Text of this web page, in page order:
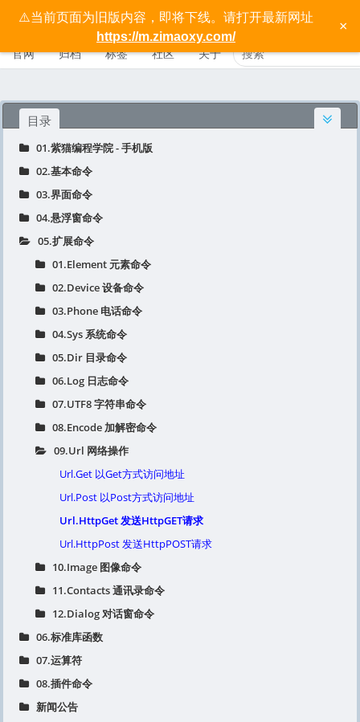
⚠️当前页面为旧版内容，即将下线。请打开最新网址
https://m.zimaoxy.com/
×
按键精灵手机版宝典 - 紫猫学院
官网 归档 标签 社区 关于
目录
01.紫猫编程学院 - 手机版
02.基本命令
03.界面命令
04.悬浮窗命令
05.扩展命令
01.Element 元素命令
02.Device 设备命令
03.Phone 电话命令
04.Sys 系统命令
05.Dir 目录命令
06.Log 日志命令
07.UTF8 字符串命令
08.Encode 加解密命令
09.Url 网络操作
Url.Get 以Get方式访问地址
Url.Post 以Post方式访问地址
Url.HttpGet 发送HttpGET请求
Url.HttpPost 发送HttpPOST请求
10.Image 图像命令
11.Contacts 通讯录命令
12.Dialog 对话窗命令
06.标准库函数
07.运算符
08.插件命令
新闻公告